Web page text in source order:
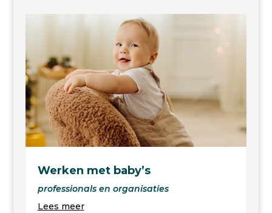
Werken met baby’s
professionals en organisaties
Lees meer